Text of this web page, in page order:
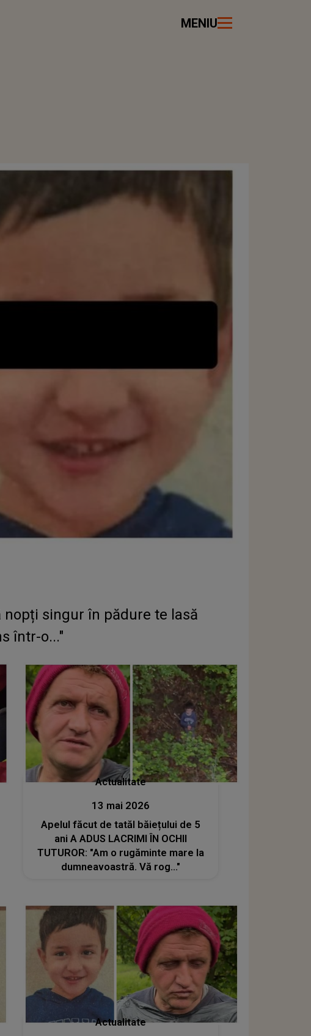
MENIU
nopți singur în pădure te lasă
într-o..."
Actualitate
13 mai 2026
Apelul făcut de tatăl băiețului de 5
ani A ADUS LACRIMI ÎN OCHII
TUTUROR: "Am o rugăminte mare la
dumneavoastră. Vă rog..."
Actualitate